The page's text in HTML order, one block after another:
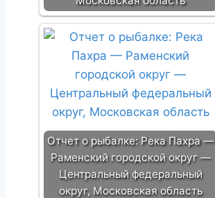
Отчет о рыбалке: Река Пахра —
Раменский городской округ —
Центральный федеральный
округ, Московская область